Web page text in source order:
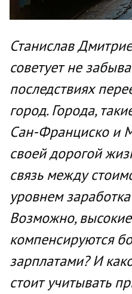
Станислав
советует не
последствиях
город. Города,
Сан-Франциско и
своей дорогой
связь между
уровнем
Возможно,
компенсируются
зарплатами? И
стоит учитывать